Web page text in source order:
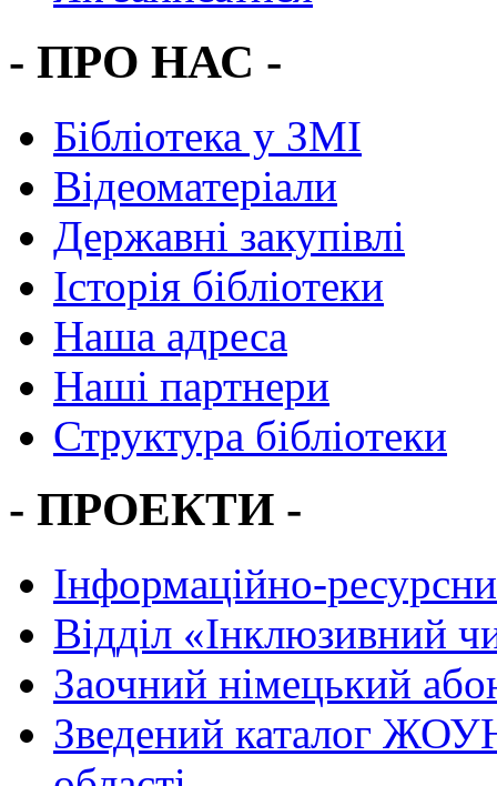
- ПРО НАС -
Бібліотека у ЗМІ
Відеоматеріали
Державні закупівлі
Історія бібліотеки
Наша адреса
Наші партнери
Структура бібліотеки
- ПРОЕКТИ -
Інформаційно-
Вiддiл «Інклюзивний
Заочний німецький
Зведений каталог